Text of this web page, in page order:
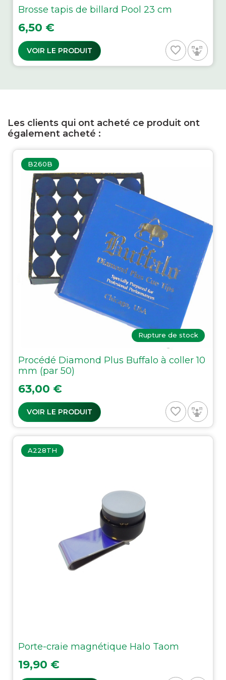
Brosse tapis de billard Pool 23 cm
Prix
6,50 €
VOIR LE PRODUIT favorite_border
Les clients qui ont acheté ce produit ont
également acheté :
B260B
Rupture de stock
Procédé Diamond Plus Buffalo à coller 10
mm (par 50)
Prix
63,00 €
VOIR LE PRODUIT favorite_border
A228TH
Porte-craie magnétique Halo Taom
Prix
19,90 €